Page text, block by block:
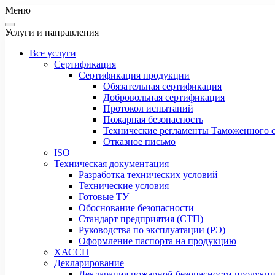
Меню
Услуги и направления
Все услуги
Сертификация
Сертификация продукции
Обязательная сертификация
Добровольная сертификация
Протокол испытаний
Пожарная безопасность
Технические регламенты Таможенного
Отказное письмо
ISO
Техническая документация
Разработка технических условий
Технические условия
Готовые ТУ
Обоснование безопасности
Стандарт предприятия (СТП)
Руководства по эксплуатации (РЭ)
Оформление паспорта на продукцию
ХАССП
Декларирование